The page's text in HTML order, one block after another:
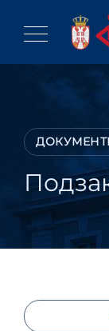
content